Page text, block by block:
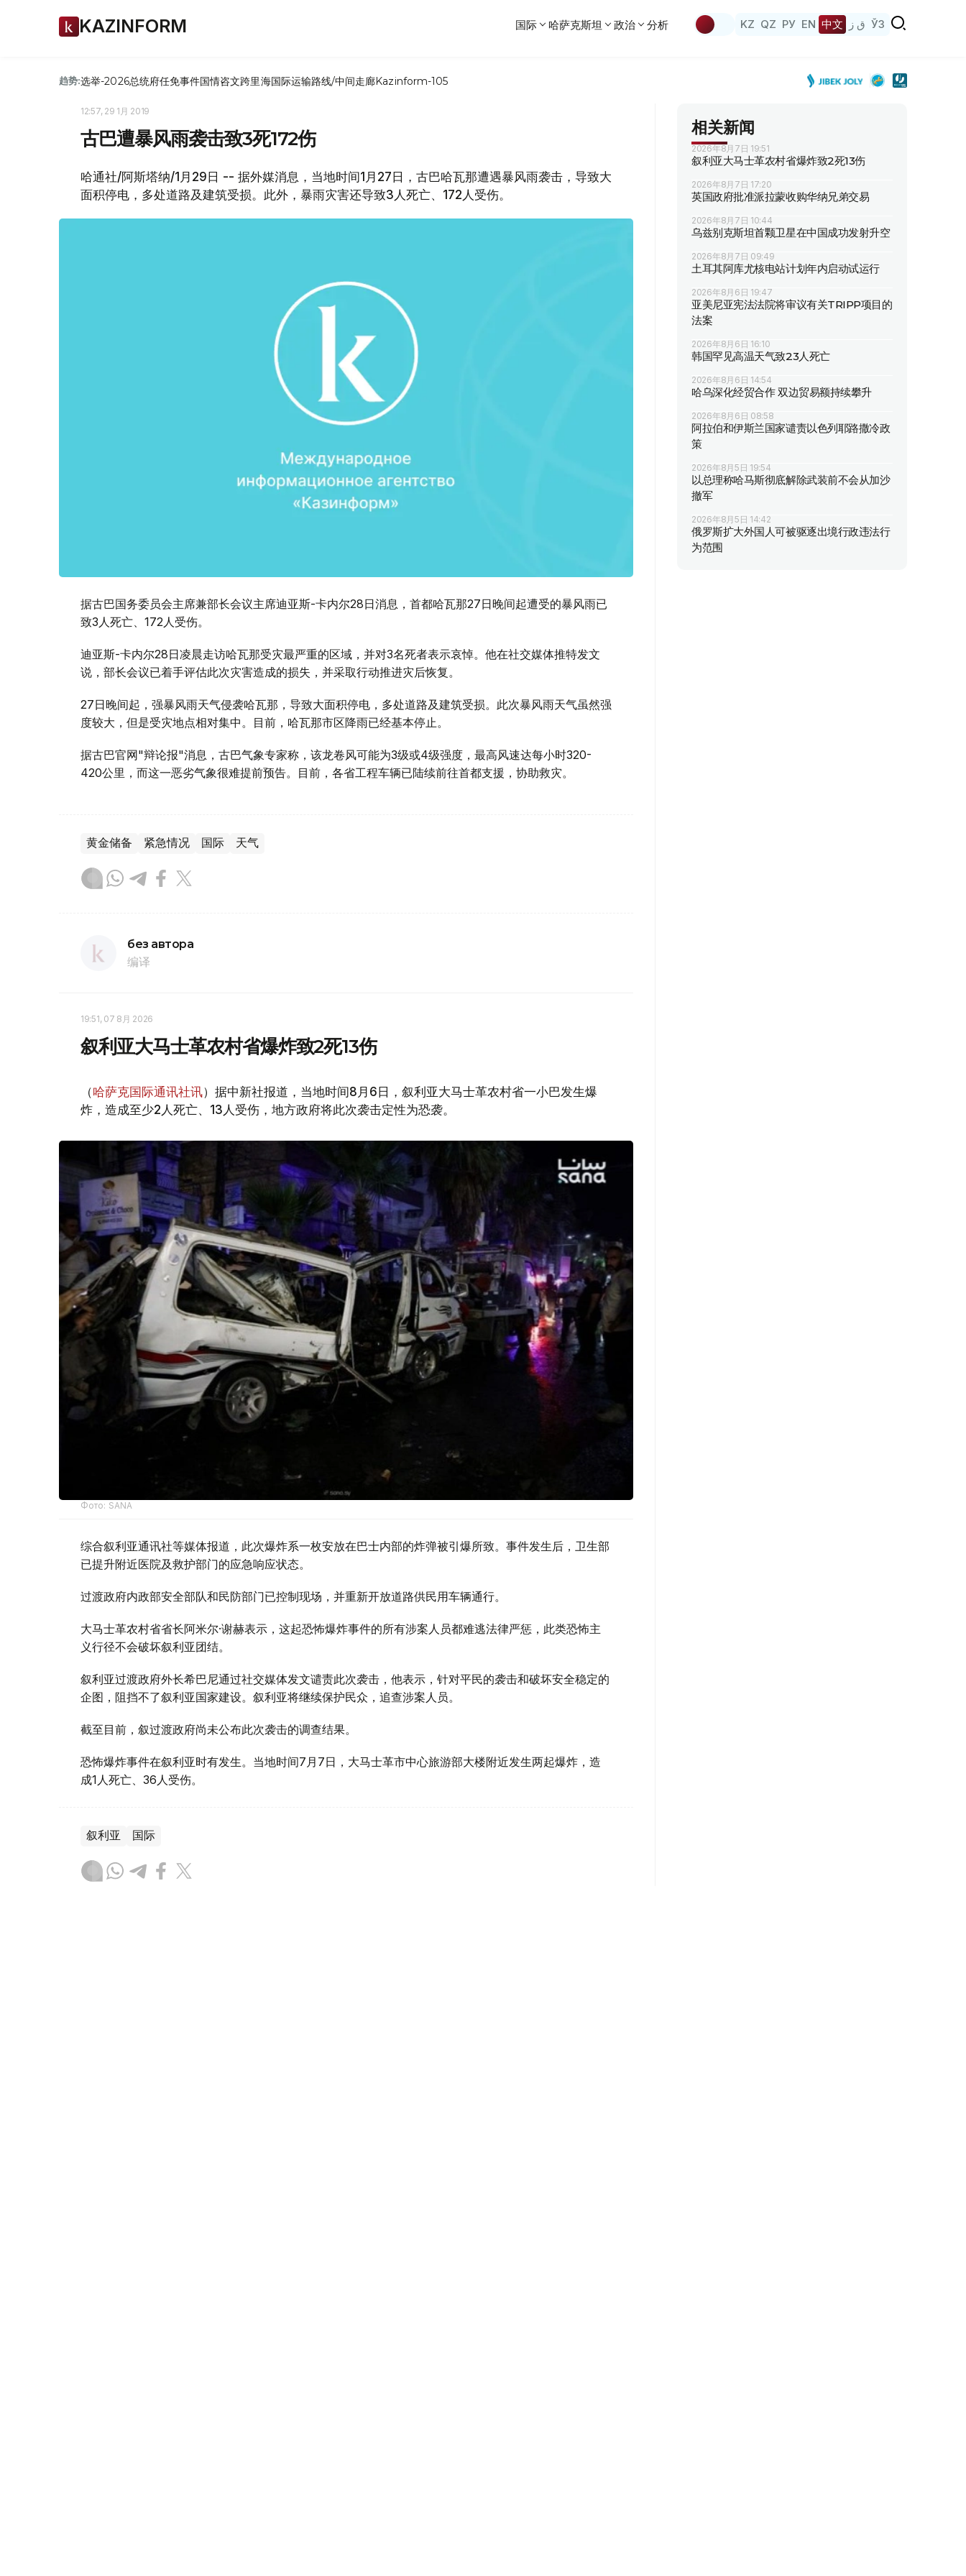
KAZINFORM 国际 哈萨克斯坦 政治 分析 KZ QZ РУ EN 中文 ق ز ЎЗ
趋势:选举-2026总统府任免事件国情咨文跨里海国际运输路线/中间走廊Kazinform-105
12:57, 29 1月 2019
古巴遭暴风雨袭击致3死172伤
哈通社/阿斯塔纳/1月29日 -- 据外媒消息，当地时间1月27日，古巴哈瓦那遭遇暴风雨袭击，导致大
面积停电，多处道路及建筑受损。此外，暴雨灾害还导致3人死亡、172人受伤。
据古巴国务委员会主席兼部长会议主席迪亚斯-卡内尔28日消息，首都哈瓦那27日晚间起遭受的暴风雨已
致3人死亡、172人受伤。
迪亚斯-卡内尔28日凌晨走访哈瓦那受灾最严重的区域，并对3名死者表示哀悼。他在社交媒体推特发文
说，部长会议已着手评估此次灾害造成的损失，并采取行动推进灾后恢复。
27日晚间起，强暴风雨天气侵袭哈瓦那，导致大面积停电，多处道路及建筑受损。此次暴风雨天气虽然强
度较大，但是受灾地点相对集中。目前，哈瓦那市区降雨已经基本停止。
据古巴官网"辩论报"消息，古巴气象专家称，该龙卷风可能为3级或4级强度，最高风速达每小时320-
420公里，而这一恶劣气象很难提前预告。目前，各省工程车辆已陆续前往首都支援，协助救灾。
黄金储备 紧急情况 国际 天气
без автора
编译
19:51, 07 8月 2026
叙利亚大马士革农村省爆炸致2死13伤
（哈萨克国际通讯社讯）据中新社报道，当地时间8月6日，叙利亚大马士革农村省一小巴发生爆
炸，造成至少2人死亡、13人受伤，地方政府将此次袭击定性为恐袭。
Фото: SANA
综合叙利亚通讯社等媒体报道，此次爆炸系一枚安放在巴士内部的炸弹被引爆所致。事件发生后，卫生部
已提升附近医院及救护部门的应急响应状态。
过渡政府内政部安全部队和民防部门已控制现场，并重新开放道路供民用车辆通行。
大马士革农村省省长阿米尔·谢赫表示，这起恐怖爆炸事件的所有涉案人员都难逃法律严惩，此类恐怖主
义行径不会破坏叙利亚团结。
叙利亚过渡政府外长希巴尼通过社交媒体发文谴责此次袭击，他表示，针对平民的袭击和破坏安全稳定的
企图，阻挡不了叙利亚国家建设。叙利亚将继续保护民众，追查涉案人员。
截至目前，叙过渡政府尚未公布此次袭击的调查结果。
恐怖爆炸事件在叙利亚时有发生。当地时间7月7日，大马士革市中心旅游部大楼附近发生两起爆炸，造
成1人死亡、36人受伤。
叙利亚 国际
相关新闻
2026年8月7日 19:51
叙利亚大马士革农村省爆炸致2死13伤
2026年8月7日 17:20
英国政府批准派拉蒙收购华纳兄弟交易
2026年8月7日 10:44
乌兹别克斯坦首颗卫星在中国成功发射升空
2026年8月7日 09:49
土耳其阿库尤核电站计划年内启动试运行
2026年8月6日 19:47
亚美尼亚宪法法院将审议有关TRIPP项目的
法案
2026年8月6日 16:10
韩国罕见高温天气致23人死亡
2026年8月6日 14:54
哈乌深化经贸合作 双边贸易额持续攀升
2026年8月6日 08:58
阿拉伯和伊斯兰国家谴责以色列耶路撒冷政
策
2026年8月5日 19:54
以总理称哈马斯彻底解除武装前不会从加沙
撤军
2026年8月5日 14:42
俄罗斯扩大外国人可被驱逐出境行政违法行
为范围